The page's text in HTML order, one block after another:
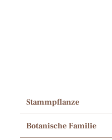
Stammpflanze
Botanische Familie